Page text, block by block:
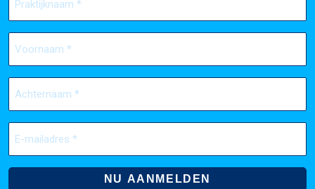
(Nécessaire)
Voornaam
(Nécessaire)
Achternaam
(Nécessaire)
E-
mailadres
(Nécessaire)